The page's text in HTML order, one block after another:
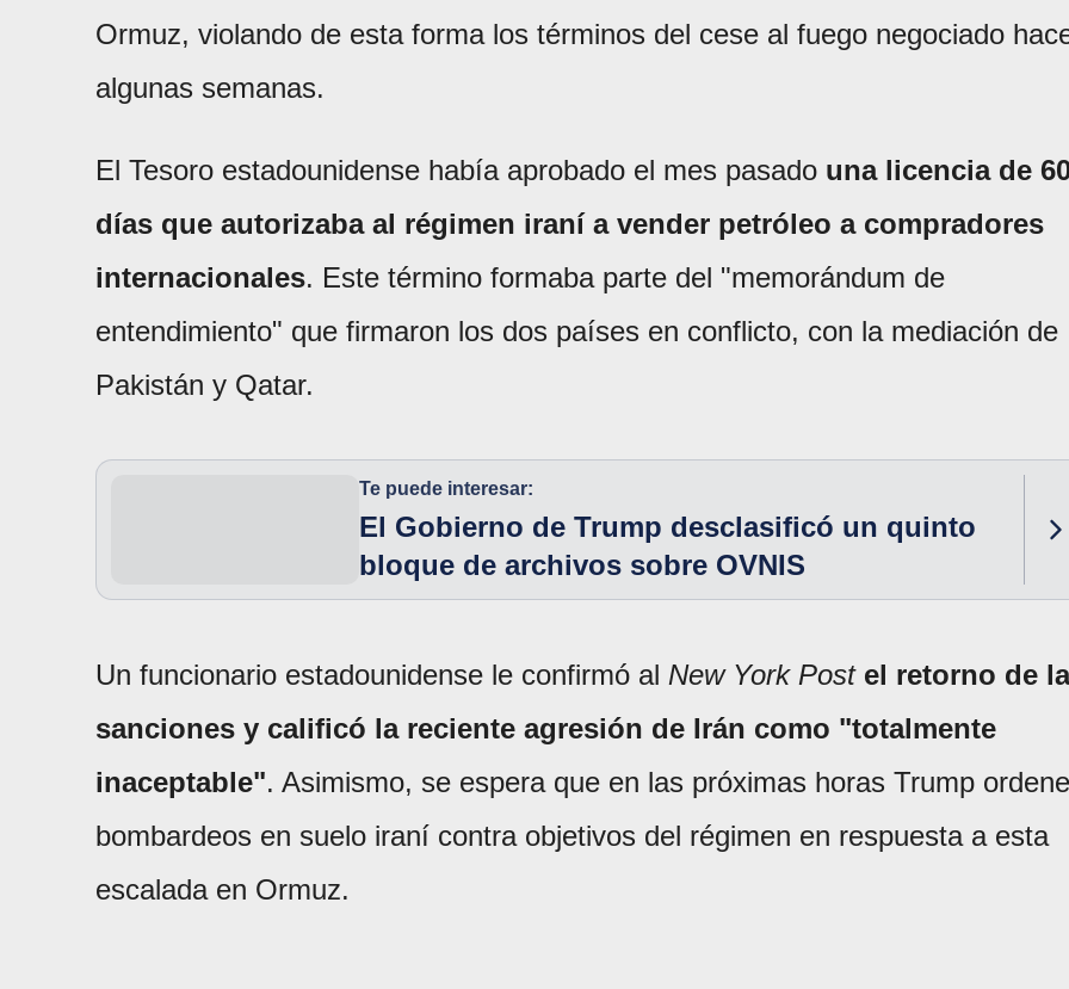
Ormuz, violando de esta forma los términos del cese al fuego negociado
algunas semanas.
El Tesoro estadounidense había aprobado el mes pasado una licencia de
días que autorizaba al régimen iraní a vender petróleo a compradores
internacionales. Este término formaba parte del "memorándum de
entendimiento" que firmaron los dos países en conflicto, con la mediación de
Pakistán y Qatar.
Te puede interesar:
El Gobierno de Trump desclasificó un quinto
bloque de archivos sobre OVNIS
Un funcionario estadounidense le confirmó al New York Post el retorno de
sanciones y calificó la reciente agresión de Irán como "totalmente
inaceptable". Asimismo, se espera que en las próximas horas Trump ordene
bombardeos en suelo iraní contra objetivos del régimen en respuesta a esta
escalada en Ormuz.